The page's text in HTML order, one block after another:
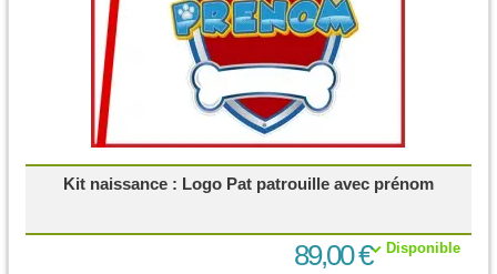
Kit naissance : Logo Pat patrouille avec prénom
Disponible
89,00 €